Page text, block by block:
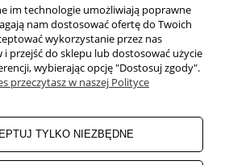
POMOC
ZAKUPY
MOJE KONTO
im technologie umożliwiają poprawne
nam dostosować ofertę do Twoich
wykorzystanie przez nas
przejść do sklepu lub dostosować użycie
wybierając opcję "Dostosuj zgody".
przeczytasz w naszej Polityce
TYLKO NIEZBĘDNE